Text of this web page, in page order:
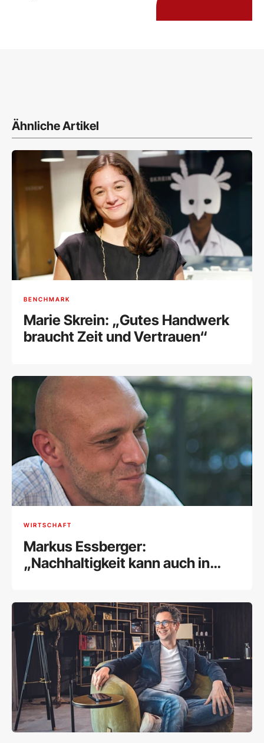
Ähnliche Artikel
BENCHMARK
Marie Skrein: „Gutes Handwerk
braucht Zeit und Vertrauen“
WIRTSCHAFT
Markus Essberger:
„Nachhaltigkeit kann auch in
umgesetzt werden“